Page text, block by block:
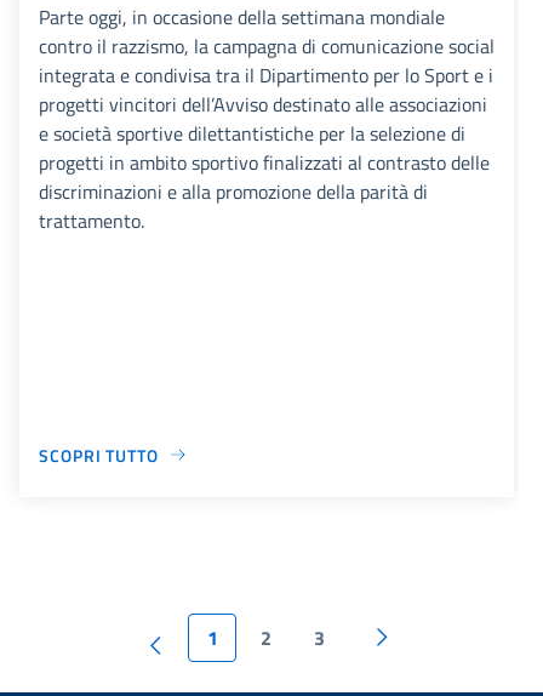
Parte oggi, in occasione della settimana mondiale
contro il razzismo, la campagna di comunicazione social
integrata e condivisa tra il Dipartimento per lo Sport e i
progetti vincitori dell’Avviso destinato alle associazioni
e società sportive dilettantistiche per la selezione di
progetti in ambito sportivo finalizzati al contrasto delle
discriminazioni e alla promozione della parità di
trattamento.
SCOPRI TUTTO
1 2 3